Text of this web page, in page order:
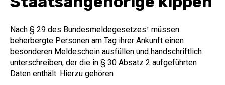
Nach § 29 des Bundesmeldegesetzes¹ müssen
beherbergte Personen am Tag ihrer Ankunft einen
besonderen Meldeschein ausfüllen und handschriftlich
unterschreiben, der die in § 30 Absatz 2 aufgeführten
Daten enthält. Hierzu gehören